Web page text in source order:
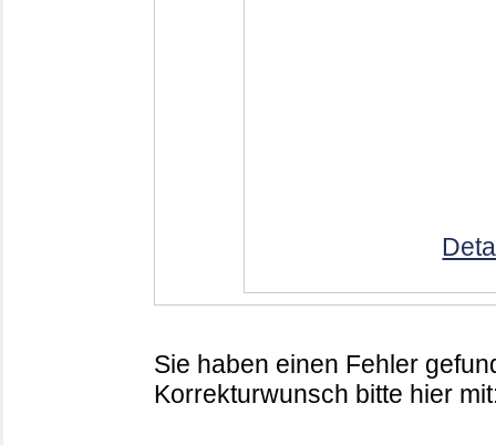
Sie haben einen Fehler
Korrekturwunsch bitte hier